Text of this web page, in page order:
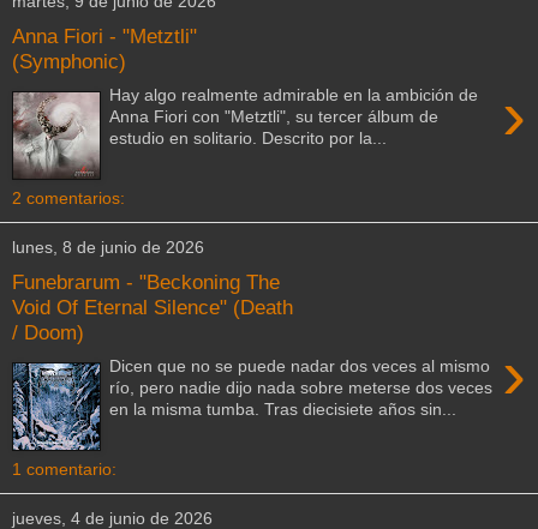
Anna Fiori - "Metztli"
(Symphonic)
›
Hay algo realmente admirable en la ambición de
Anna Fiori con "Metztli", su tercer álbum de
estudio en solitario. Descrito por la...
2 comentarios:
lunes, 8 de junio de 2026
Funebrarum - "Beckoning The
Void Of Eternal Silence" (Death
/ Doom)
›
Dicen que no se puede nadar dos veces al mismo
río, pero nadie dijo nada sobre meterse dos veces
en la misma tumba. Tras diecisiete años sin...
1 comentario:
jueves, 4 de junio de 2026